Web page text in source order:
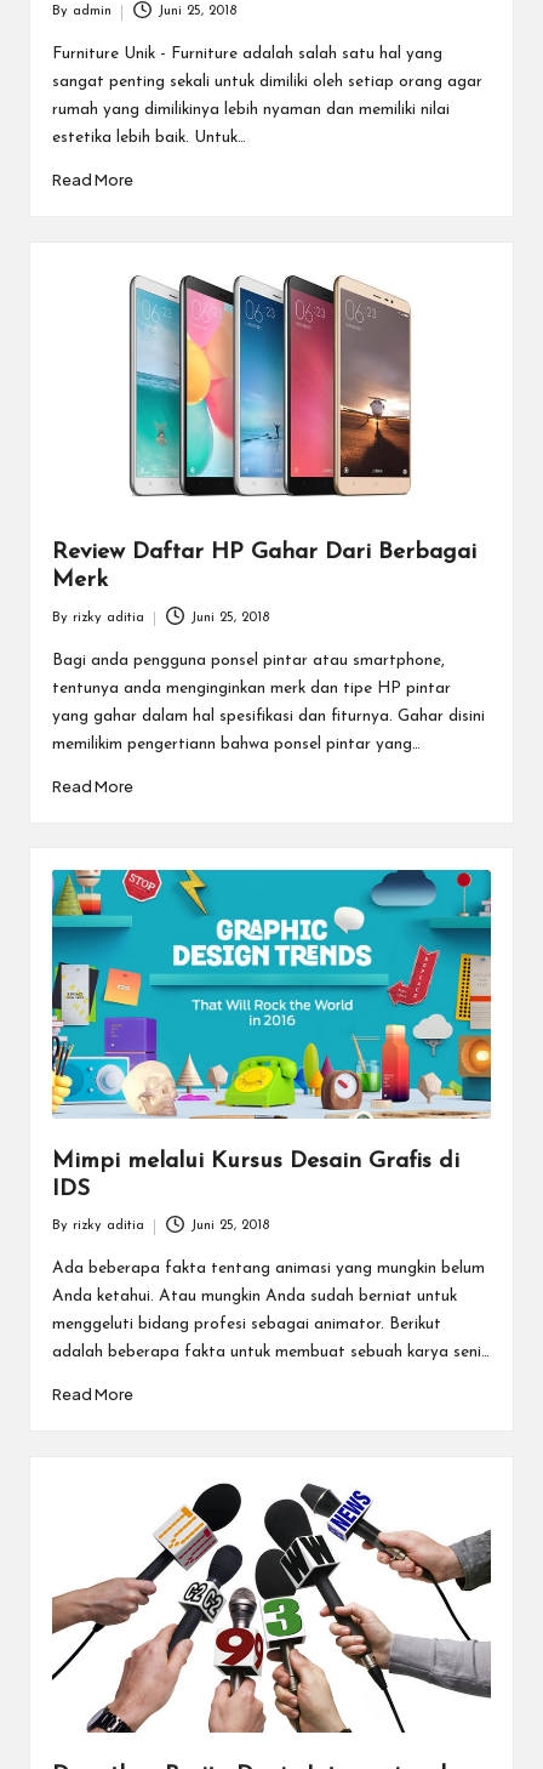
by
By admin Juni 25, 2018
Furniture Unik - Furniture adalah salah satu hal yang
sangat penting sekali untuk dimiliki oleh setiap orang agar
rumah yang dimilikinya lebih nyaman dan memiliki nilai
estetika lebih baik. Untuk…
Read More
Review Daftar HP Gahar Dari Berbagai
Merk
by
By rizky aditia Juni 25, 2018
Bagi anda pengguna ponsel pintar atau smartphone,
tentunya anda menginginkan merk dan tipe HP pintar
yang gahar dalam hal spesifikasi dan fiturnya. Gahar disini
memilikim pengertiann bahwa ponsel pintar yang…
Read More
Mimpi melalui Kursus Desain Grafis di
IDS
by
By rizky aditia Juni 25, 2018
Ada beberapa fakta tentang animasi yang mungkin belum
Anda ketahui. Atau mungkin Anda sudah berniat untuk
menggeluti bidang profesi sebagai animator. Berikut
adalah beberapa fakta untuk membuat sebuah karya seni…
Read More